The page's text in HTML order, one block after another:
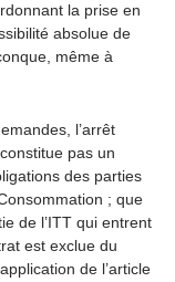
la prise en
absolue de
même à
l’arrêt
pas un
des parties
; que
de l’ITT qui entrent
est exclue du
de l’article